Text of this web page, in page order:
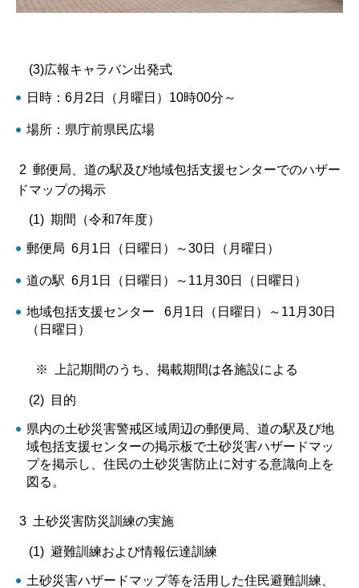
(3)広報キャラバン出発式
日時：6月2日（月曜日）10時00分～
場所：県庁前県民広場
2 郵便局、道の駅及び地域包括支援センターでのハザー
ドマップの掲示
(1) 期間（令和7年度）
郵便局 6月1日（日曜日）～30日（月曜日）
道の駅 6月1日（日曜日）～11月30日（日曜日）
地域包括支援センター 6月1日（日曜日）～11月30日
（日曜日）
※ 上記期間のうち、掲載期間は各施設による
(2) 目的
県内の土砂災害警戒区域周辺の郵便局、道の駅及び地
域包括支援センターの掲示板で土砂災害ハザードマッ
プを掲示し、住民の土砂災害防止に対する意識向上を
図る。
3 土砂災害防災訓練の実施
(1) 避難訓練および情報伝達訓練
土砂災害ハザードマップ等を活用した住民避難訓練、